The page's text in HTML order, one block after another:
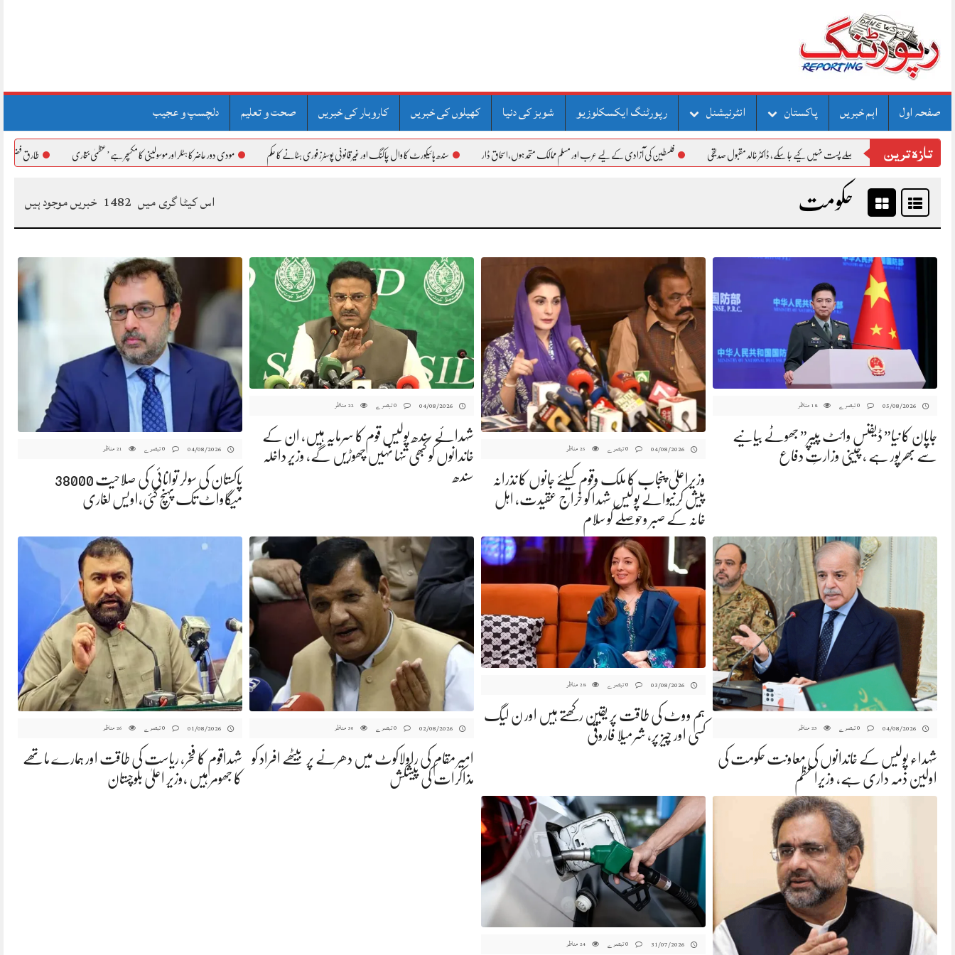
صفحہ اول اہم خبریں پاکستان انٹرنیشنل رپورٹنگ ایکسکلوزیو شوبز کی دنیا کھیلوں کی خبریں کاروبار کی خبریں صحت و تعلیم دلچسپ و عجیب
تازہ ترین
کے عوام کے حوصلے پست نہیں کیے جا سکے، ڈاکٹر خالد مقبول صدیقی فلسطین کی آزادی کے لیے عرب اور مسلم ممالک متحد ہوں،اسحاق ڈار سندھ ہائیکورٹ کا وال چاکنگ اور غیر قانونی پوسٹرز فوری ہٹانے کا حکم مودی دور حاضر کا ہٹلر اور موسولینی کا مکسچر ہے’عظمیٰ بخاری طارق فضل چوہدری کی بھارت کے
حکومت اس کیٹا گری میں 1482 خبریں موجود ہیں
05/08/2026
18 مناظر
جاپان کا نیا” ڈیفنس وائٹ پیپر” جھوٹے بیانیے
سے بھرپور ہے ، چینی وزارتِ دفاع
04/08/2026
25 مناظر
وزیراعلیٰ پنجاب کا ملک وقوم کیلئے جانوں کا نذرانہ
پیش کرنیوالے پولیس شہدا کو خراج عقیدت، اہل
خانہ کے صبر وحوصلے کو سلام
04/08/2026
22 مناظر
شہدائے سندھ پولیس قوم کا سرمایہ ہیں، ان کے
خاندانوں کو کبھی تنہا نہیں چھوڑیں گے، وزیر داخلہ
سندھ
04/08/2026
21 مناظر
پاکستان کی سولر توانائی کی صلاحیت 38000
میگاواٹ تک پہنچ گئی،اویس لغاری
04/08/2026
23 مناظر
شہداء پولیس کے خاندانوں کی معاونت حکومت کی
اولین ذمہ داری ہے، وزیراعظم
03/08/2026
28 مناظر
ہم ووٹ کی طاقت پر یقین رکھتے ہیں اور ن لیگ
کسی اور چیز پر، شرمیلا فاروقی
02/08/2026
30 مناظر
امیر مقام کی راولاکوٹ میں دھرنے پر بیٹھے افراد کو
مذاکرات کی پیشکش
01/08/2026
26 مناظر
شہداقوم کا فخر، ریاست کی طاقت اور ہمارے ماتھے
کا جھومر ہیں ،وزیر اعلیٰ بلوچستان
31/07/2026
24 مناظر